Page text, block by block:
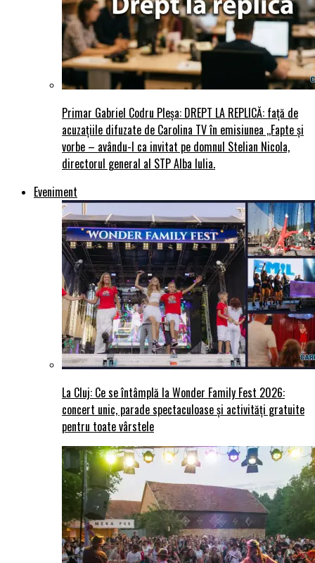
Primar Gabriel Codru Pleșa: DREPT LA REPLICĂ: față de
acuzațiile difuzate de Carolina TV în emisiunea ,,Fapte și
vorbe – avându-l ca invitat pe domnul Stelian Nicola,
directorul general al STP Alba Iulia.
Eveniment
La Cluj: Ce se întâmplă la Wonder Family Fest 2026:
concert unic, parade spectaculoase și activități gratuite
pentru toate vârstele